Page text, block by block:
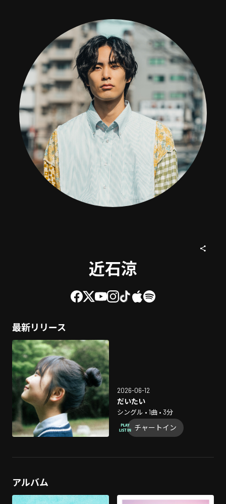
近石涼
最新リリース
2026-06-12
だいたい
シングル • 1曲 • 3分
チャートイン
アルバム